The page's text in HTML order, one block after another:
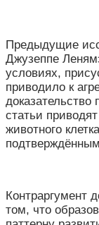
Предыдущие
Джузеппе
условиях,
приводило к
доказательство
статьи
животного
Контраргумент
том, что